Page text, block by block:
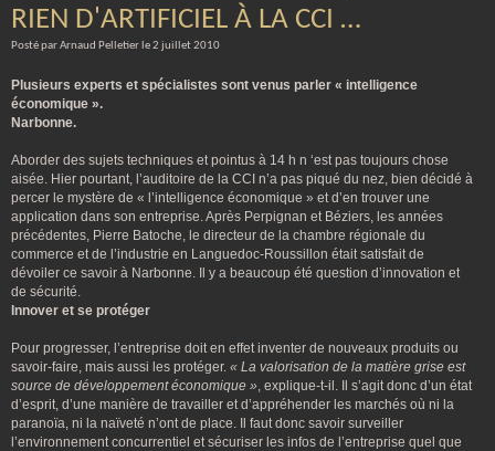
RIEN D'ARTIFICIEL À LA CCI …
Posté par Arnaud Pelletier le 2 juillet 2010
Plusieurs experts et spécialistes sont venus parler « intelligence
économique ».
Narbonne.
Aborder des sujets techniques et pointus à 14 h n ‘est pas toujours chose
aisée. Hier pourtant, l’auditoire de la CCI n’a pas piqué du nez, bien décidé à
percer le mystère de « l’intelligence économique » et d’en trouver une
application dans son entreprise. Après Perpignan et Béziers, les années
précédentes, Pierre Batoche, le directeur de la chambre régionale du
commerce et de l’industrie en Languedoc-Roussillon était satisfait de
dévoiler ce savoir à Narbonne. Il y a beaucoup été question d’innovation et
de sécurité.
Innover et se protéger
Pour progresser, l’entreprise doit en effet inventer de nouveaux produits ou
savoir-faire, mais aussi les protéger. « La valorisation de la matière grise est
source de développement économique », explique-t-il. Il s’agit donc d’un état
d’esprit, d’une manière de travailler et d’appréhender les marchés où ni la
paranoïa, ni la naïveté n’ont de place. Il faut donc savoir surveiller
l’environnement concurrentiel et sécuriser les infos de l’entreprise quel que